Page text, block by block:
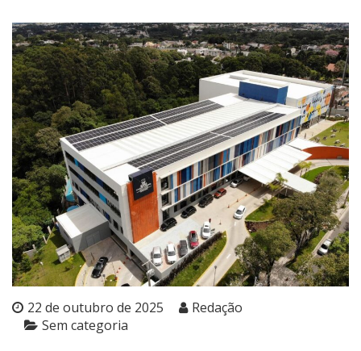
22 de outubro de 2025
Redação
Sem categoria